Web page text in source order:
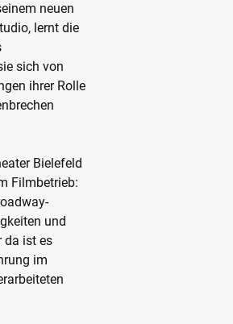
neuen
lernt die
sich von
ihrer Rolle
Bielefeld
Filmbetrieb:
und
da ist es
im